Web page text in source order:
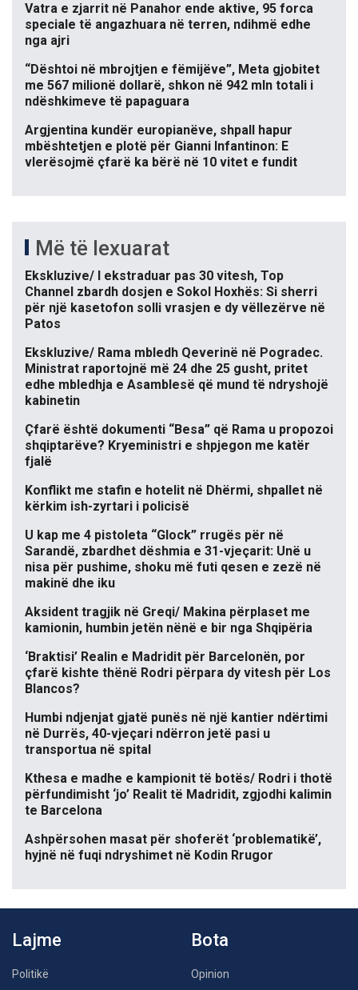
Vatra e zjarrit në Panahor ende aktive, 95 forca
speciale të angazhuara në terren, ndihmë edhe
nga ajri
“Dështoi në mbrojtjen e fëmijëve”, Meta gjobitet
me 567 milionë dollarë, shkon në 942 mln totali i
ndëshkimeve të papaguara
Argjentina kundër europianëve, shpall hapur
mbështetjen e plotë për Gianni Infantinon: E
vlerësojmë çfarë ka bërë në 10 vitet e fundit
Më të lexuarat
Ekskluzive/ I ekstraduar pas 30 vitesh, Top
Channel zbardh dosjen e Sokol Hoxhës: Si sherri
për një kasetofon solli vrasjen e dy vëllezërve në
Patos
Ekskluzive/ Rama mbledh Qeverinë në Pogradec.
Ministrat raportojnë më 24 dhe 25 gusht, pritet
edhe mbledhja e Asamblesë që mund të ndryshojë
kabinetin
Çfarë është dokumenti “Besa” që Rama u propozoi
shqiptarëve? Kryeministri e shpjegon me katër
fjalë
Konflikt me stafin e hotelit në Dhërmi, shpallet në
kërkim ish-zyrtari i policisë
U kap me 4 pistoleta “Glock” rrugës për në
Sarandë, zbardhet dëshmia e 31-vjeçarit: Unë u
nisa për pushime, shoku më futi qesen e zezë në
makinë dhe iku
Aksident tragjik në Greqi/ Makina përplaset me
kamionin, humbin jetën nënë e bir nga Shqipëria
‘Braktisi’ Realin e Madridit për Barcelonën, por
çfarë kishte thënë Rodri përpara dy vitesh për Los
Blancos?
Humbi ndjenjat gjatë punës në një kantier ndërtimi
në Durrës, 40-vjeçari ndërron jetë pasi u
transportua në spital
Kthesa e madhe e kampionit të botës/ Rodri i thotë
përfundimisht ‘jo’ Realit të Madridit, zgjodhi kalimin
te Barcelona
Ashpërsohen masat për shoferët ‘problematikë’,
hyjnë në fuqi ndryshimet në Kodin Rrugor
Lajme
Politikë
Bota
Opinion